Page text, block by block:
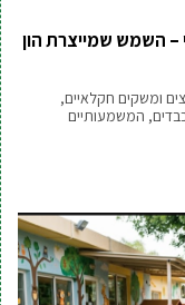
– השמש שמייצרת הון
ומשקים חקלאיים,
המשמעותיים